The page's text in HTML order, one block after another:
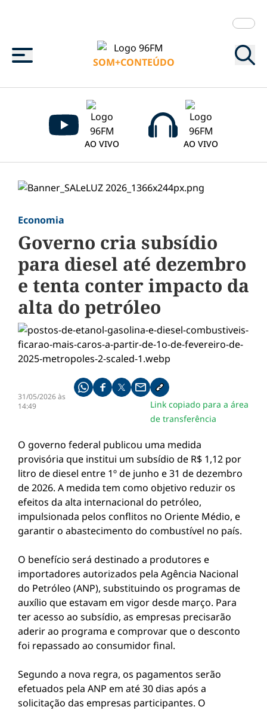
Menu
SOM+CONTEÚDO
AO VIVO AO VIVO
Economia
Governo cria subsídio
para diesel até dezembro
e tenta conter impacto da
alta do petróleo
31/05/2026 às
14:49
Compartilhe pelo whatsapp
Compartilhar no facebook
Compartilhar no twitter
Compartilhe pelo email
Copiar link da notícia
Link copiado para a área
de transferência
O governo federal publicou uma medida
provisória que institui um subsídio de R$ 1,12 por
litro de diesel entre 1º de junho e 31 de dezembro
de 2026. A medida tem como objetivo reduzir os
efeitos da alta internacional do petróleo,
impulsionada pelos conflitos no Oriente Médio, e
garantir o abastecimento do combustível no país.
O benefício será destinado a produtores e
importadores autorizados pela Agência Nacional
do Petróleo (ANP), substituindo os programas de
auxílio que estavam em vigor desde março. Para
ter acesso ao subsídio, as empresas precisarão
aderir ao programa e comprovar que o desconto
foi repassado ao consumidor final.
Segundo a nova regra, os pagamentos serão
efetuados pela ANP em até 30 dias após a
solicitação das empresas participantes. O